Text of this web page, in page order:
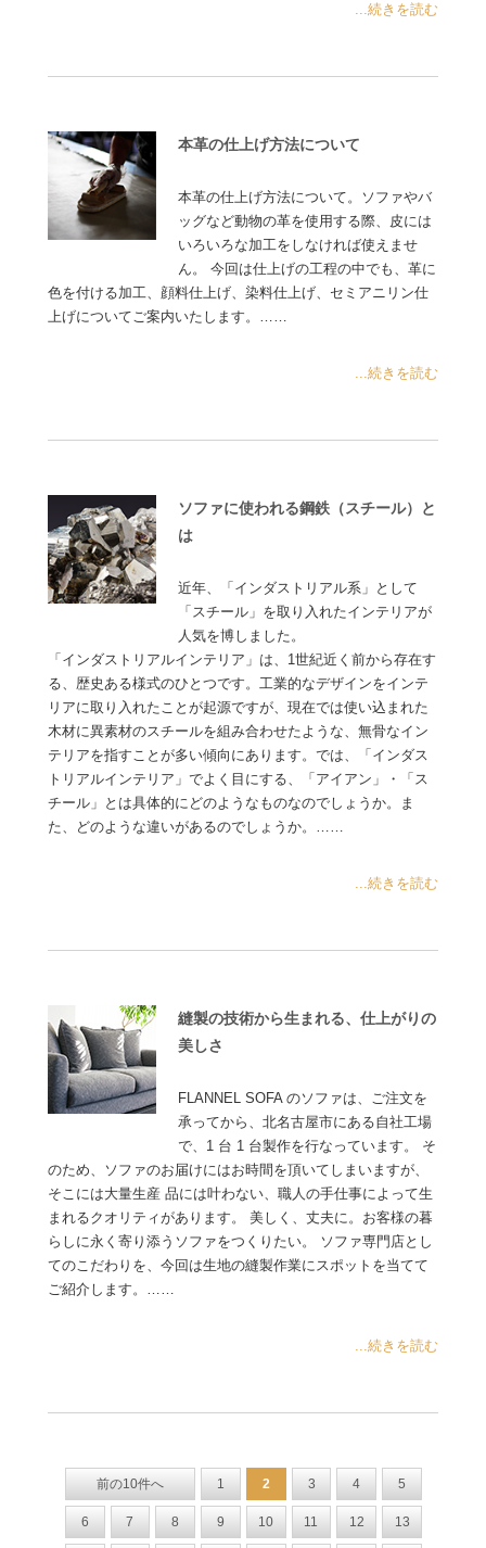
...続きを読む
本革の仕上げ方法について
本革の仕上げ方法について。ソファやバ
ッグなど動物の革を使用する際、皮には
いろいろな加工をしなければ使えませ
ん。 今回は仕上げの工程の中でも、革に
色を付ける加工、顔料仕上げ、染料仕上げ、セミアニリン仕
上げについてご案内いたします。……
...続きを読む
ソファに使われる鋼鉄（スチール）と
は
近年、「インダストリアル系」として
「スチール」を取り入れたインテリアが
人気を博しました。
「インダストリアルインテリア」は、1世紀近く前から存在す
る、歴史ある様式のひとつです。工業的なデザインをインテ
リアに取り入れたことが起源ですが、現在では使い込まれた
木材に異素材のスチールを組み合わせたような、無骨なイン
テリアを指すことが多い傾向にあります。では、「インダス
トリアルインテリア」でよく目にする、「アイアン」・「ス
チール」とは具体的にどのようなものなのでしょうか。ま
た、どのような違いがあるのでしょうか。……
...続きを読む
縫製の技術から生まれる、仕上がりの
美しさ
FLANNEL SOFA のソファは、ご注文を
承ってから、北名古屋市にある自社工場
で、1 台 1 台製作を行なっています。 そ
のため、ソファのお届けにはお時間を頂いてしまいますが、
そこには大量生産 品には叶わない、職人の手仕事によって生
まれるクオリティがあります。 美しく、丈夫に。お客様の暮
らしに永く寄り添うソファをつくりたい。 ソファ専門店とし
てのこだわりを、今回は生地の縫製作業にスポットを当てて
ご紹介します。……
...続きを読む
前の10件へ 1 2 3 4 5
6 7 8 9 10 11 12 13